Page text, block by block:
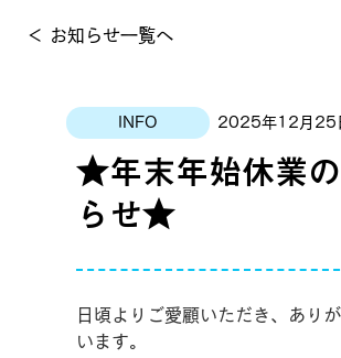
＜ お知らせ一覧へ
INFO 2025年12月25
★年末年始休業
らせ★
日頃よりご愛顧いただき、あり
います。